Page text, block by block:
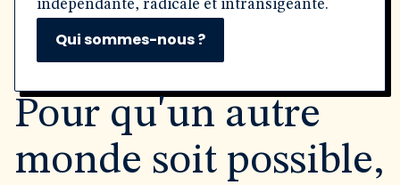
indépendante, radicale et intransigeante.
Qui sommes-nous ?
Pour qu'un autre
monde soit possible,